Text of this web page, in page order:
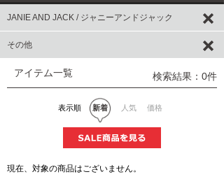
JANIE AND JACK / ジャニーアンドジャック
その他
アイテム一覧 検索結果：0件
表示順 新着 人気 価格
現在、対象の商品はございません。